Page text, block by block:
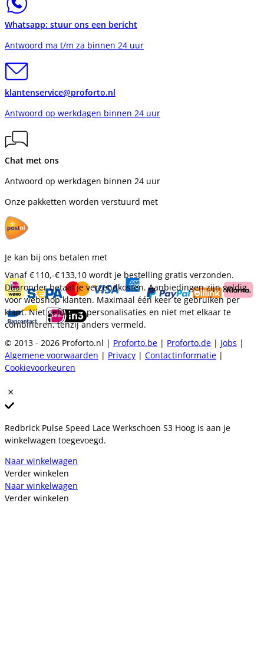
Whatsapp: stuur ons een bericht
Antwoord ma t/m za binnen 24 uur
klantenservice@proforto.nl
Antwoord op werkdagen binnen 24 uur
Chat met ons
Antwoord op werkdagen binnen 24 uur
Onze pakketten worden verstuurd met
Je kan bij ons betalen met
Vanaf€ 110,-€ 133,10 wordt je bestelling gratis verzonden.
Daaronder betaal je verzendkosten. Aanbiedingen zijn geldig
voor webshop klanten. Maximaal één keer te gebruiken per
klant. Niet geldig op personalisaties en niet met elkaar te
combineren, tenzij anders vermeld.
© 2013 - 2026 Proforto.nl | Proforto.be | Proforto.de | Jobs |
Algemene voorwaarden | Privacy | Contactinformatie |
Cookievoorkeuren
Redbrick Pulse Speed Lace Werkschoen S3 Hoog is aan je
winkelwagen toegevoegd.
Naar winkelwagen
Verder winkelen
Naar winkelwagen
Verder winkelen